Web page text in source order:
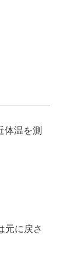
体温を測
元に戻さ